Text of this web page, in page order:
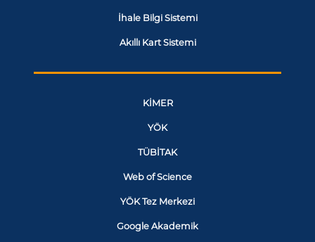
İhale Bilgi Sistemi
Akıllı Kart Sistemi
KİMER
YÖK
TÜBİTAK
Web of Science
YÖK Tez Merkezi
Google Akademik